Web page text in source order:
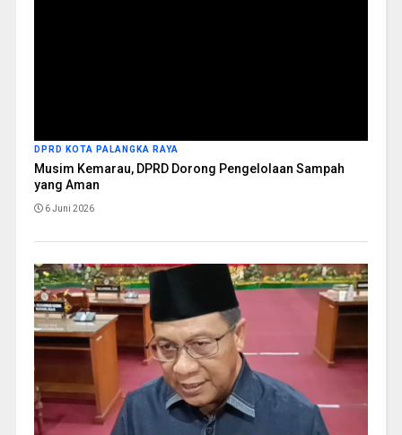
DPRD KOTA PALANGKA RAYA
Musim Kemarau, DPRD Dorong Pengelolaan Sampah
yang Aman
6 Juni 2026